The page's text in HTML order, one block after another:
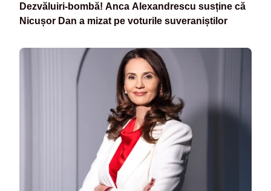
Dezvăluiri-bombă! Anca Alexandrescu susține că
Nicușor Dan a mizat pe voturile suveraniștilor